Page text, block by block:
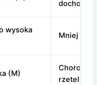
dochodu.
wysoka
Mniej
(M)
Choroba